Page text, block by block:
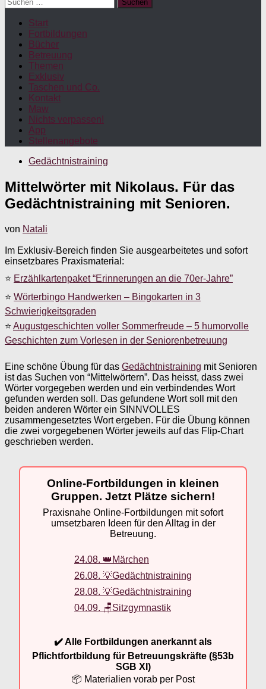
nach:
Start
Fortbildungen
Bücher
Betreuung
Themen
Exklusiv
Taschen und Co.
Kontakt
Maw
Nichts verpassen!
App
Stellenangebote
Gedächtnistraining
Mittelwörter mit Nikolaus. Für das
Gedächtnistraining mit Senioren.
von Natali
Im Exklusiv-Bereich finden Sie ausgearbeitetes und sofort
einsetzbares Praxismaterial:
⭐ Erzählkartenpaket “Erinnerungen an die 70er-Jahre”
⭐ Wörterbingo Handwerken – Bingokarten in 3
Schwierigkeitsgraden
⭐ Augustgeschichten voller Sommerfreude – 5 humorvolle
Geschichten zum Vorlesen in der Seniorenbetreuung
Eine schöne Übung für das Gedächtnistraining mit Senioren
ist das Suchen von “Mittelwörtern”. Das heisst, dass zwei
Wörter vorgegeben werden und ein verbindendes Wort
gefunden werden soll. Das gefundene Wort soll mit den
beiden anderen Wörter ein SINNVOLLES
zusammengesetztes Wort ergeben. Für die Übung können
die zwei vorgegebenen Wörter jeweils auf das Flip-Chart
geschrieben werden.
Online-Fortbildungen in kleinen
Gruppen. Jetzt Plätze sichern!
Praxisnahe Online-Fortbildungen mit sofort
umsetzbaren Ideen für den Alltag in der
Betreuung.
24.08. 👑Märchen
26.08. 💡Gedächtnistraining
28.08. 💡Gedächtnistraining
04.09. 🪑Sitzgymnastik
✔️ Alle Fortbildungen anerkannt als
Pflichtfortbildung für Betreuungskräfte (§53b
SGB XI)
📦 Materialien vorab per Post